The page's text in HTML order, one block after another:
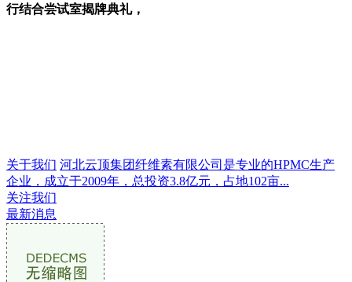
行结合尝试室揭牌典礼，
关于我们 河北云顶集团纤维素有限公司是专业的HPMC生产
企业，成立于2009年，总投资3.8亿元，占地102亩...
关注我们
最新消息